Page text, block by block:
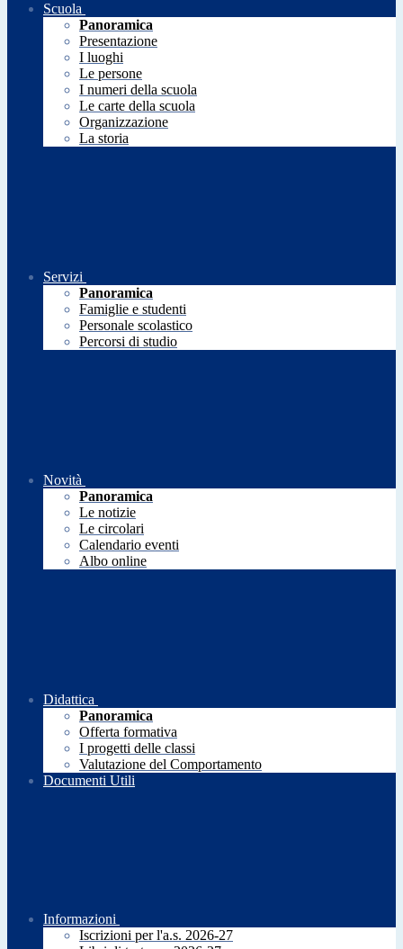
Scuola
Panoramica
Presentazione
I luoghi
Le persone
I numeri della scuola
Le carte della scuola
Organizzazione
La storia
Servizi
Panoramica
Famiglie e studenti
Personale scolastico
Percorsi di studio
Novità
Panoramica
Le notizie
Le circolari
Calendario eventi
Albo online
Didattica
Panoramica
Offerta formativa
I progetti delle classi
Valutazione del Comportamento
Documenti Utili
Informazioni
Iscrizioni per l'a.s. 2026-27